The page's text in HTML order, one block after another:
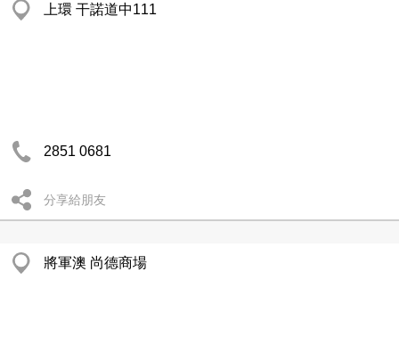
上環 干諾道中111
2851 0681
分享給朋友
將軍澳 尚德商場